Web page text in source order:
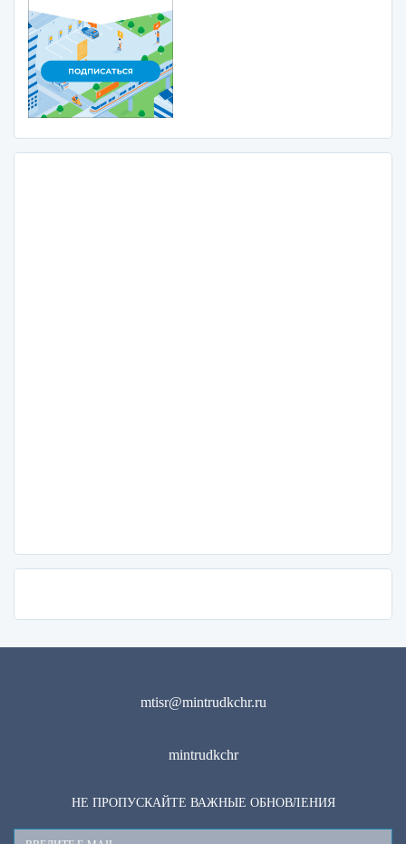
mtisr@mintrudkchr.ru
mintrudkchr
НЕ ПРОПУСКАЙТЕ ВАЖНЫЕ ОБНОВЛЕНИЯ
Ваш